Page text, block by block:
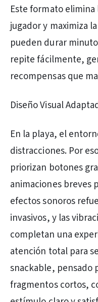
Este formato
jugador y maximiza
pueden durar
repite fácilmente,
recompensas que
Diseño Visual
En la playa, el
distracciones. Por
priorizan botones
animaciones breves
efectos sonoros
invasivos, y las
completan una
atención total para
snackable, pensado
fragmentos cortos,